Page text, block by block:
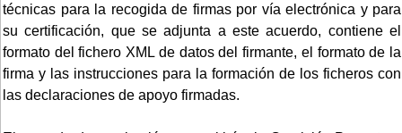
técnicas para la recogida de firmas por vía electrónica y para
su certificación, que se adjunta a este acuerdo, contiene el
formato del fichero XML de datos del firmante, el formato de la
firma y las instrucciones para la formación de los ficheros con
las declaraciones de apoyo firmadas.